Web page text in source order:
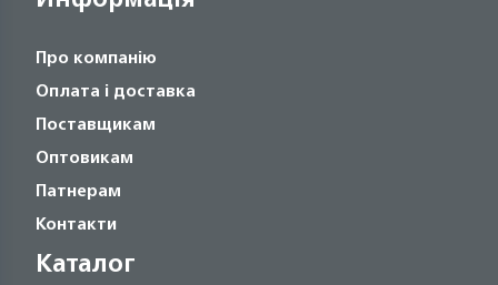
Про компанію
Оплата і доставка
Поставщикам
Оптовикам
Патнерам
Контакти
Каталог